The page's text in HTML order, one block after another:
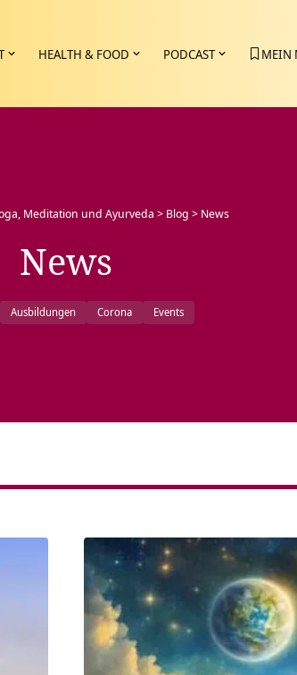
HEALTH & FOOD PODCAST MEIN
Meditation und Ayurveda > Blog > News
News
Ausbildungen Corona Events